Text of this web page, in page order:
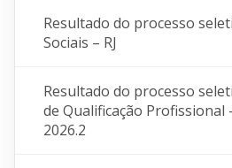
Resultado do processo
Sociais – RJ
Resultado do processo
de Qualificação
2026.2